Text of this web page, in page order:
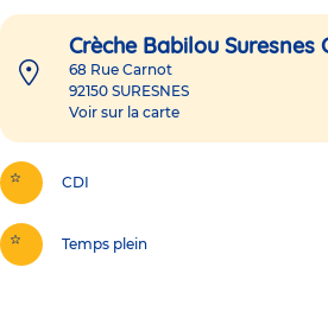
Crèche Babilou Suresnes
68 Rue Carnot
92150 SURESNES
Voir sur la carte
CDI
Temps plein